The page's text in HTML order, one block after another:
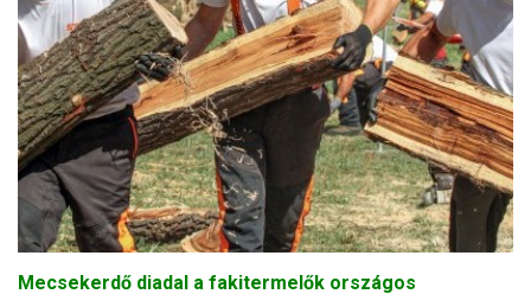
Mecsekerdő diadal a fakitermelők országos